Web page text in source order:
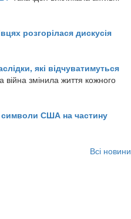
розгорілася дискусія
які відчуватимуться
змінила життя кожного
США на частину
Всі новини